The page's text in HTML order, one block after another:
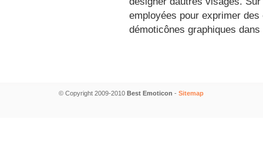
employées pour exprimer
démoticônes graphiques
© Copyright 2009-2010 Best Emoticon - Sitemap